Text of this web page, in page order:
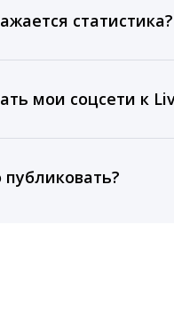
лучшие посты
статистика?
При оплате тарифа
мои соцсети к